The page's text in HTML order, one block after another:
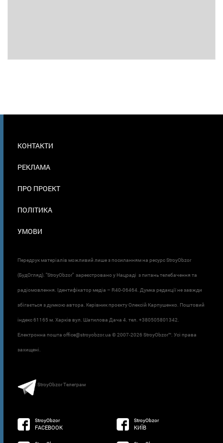
В
КОНТАКТИ
РЕКЛАМА
ПРО ПРОЕКТ
ПОЛІТИКА
УМОВИ
Передрук матеріалів можливий лише з посиланням на ресурс StroyObzor
(БудОгляд). "StroyObzor" зареєстровано у Нацраді з питань телебачення та
радіомовлення. Ідентифікатор медіа – R40-06464. Думка редакції не завжди
збігається з думкою автора. Керівник проєкту Олексій Карпушенко. Поштовий
індекс 61165 м. Харків вул. Шатилова Дача 4. тел. +380505801342.
Електронна пошта office@stroyobzor.ua © 2007-2026 StroyObzor™. Усі права
захищені.
StroyObzor Телеграм
StroyObzor
FACEBOOK
StroyObzor
КИЇВ